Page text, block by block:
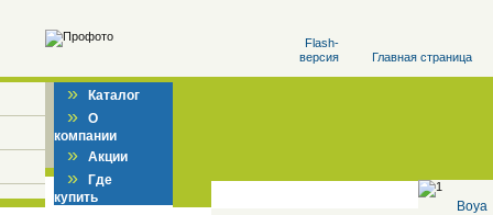
Flash-
версия
Главная страница
» Каталог
» О
компании
» Акции
» Где
купить
Boya